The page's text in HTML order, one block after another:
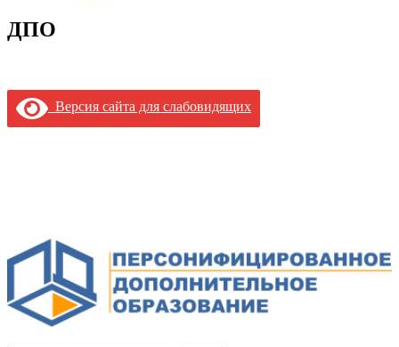
ДПО
Версия сайта для слабовидящих